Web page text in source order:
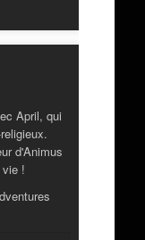
April, qui
d'Animus
!